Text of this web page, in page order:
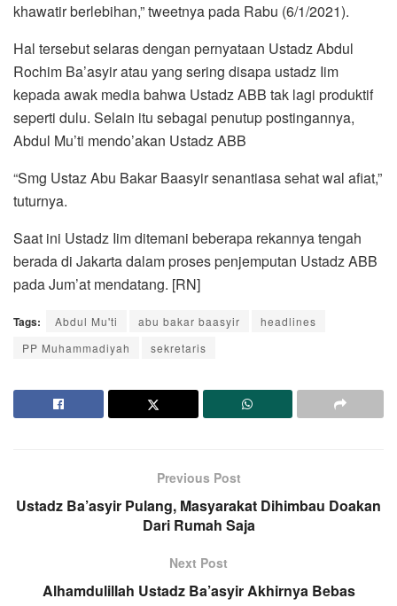
khawatir berlebihan,” tweetnya pada Rabu (6/1/2021).
Hal tersebut selaras dengan pernyataan Ustadz Abdul
Rochim Ba’asyir atau yang sering disapa ustadz Iim
kepada awak media bahwa Ustadz ABB tak lagi produktif
seperti dulu. Selain itu sebagai penutup postingannya,
Abdul Mu’ti mendo’akan Ustadz ABB
“Smg Ustaz Abu Bakar Baasyir senantiasa sehat wal afiat,”
tuturnya.
Saat ini Ustadz Iim ditemani beberapa rekannya tengah
berada di Jakarta dalam proses penjemputan Ustadz ABB
pada Jum’at mendatang. [RN]
Tags: Abdul Mu'ti abu bakar baasyir
headlines
PP Muhammadiyah
sekretaris
Previous Post
Ustadz Ba’asyir Pulang, Masyarakat Dihimbau Doakan
Dari Rumah Saja
Next Post
Alhamdulillah Ustadz Ba’asyir Akhirnya Bebas